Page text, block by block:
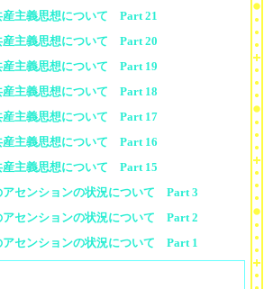
産主義思想について Part 21
産主義思想について Part 20
産主義思想について Part 19
産主義思想について Part 18
産主義思想について Part 17
産主義思想について Part 16
産主義思想について Part 15
アセンションの状況について Part 3
アセンションの状況について Part 2
アセンションの状況について Part 1